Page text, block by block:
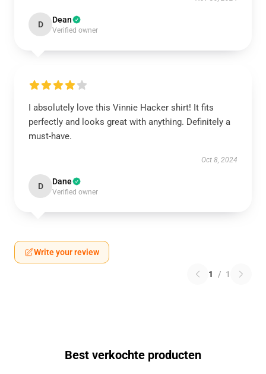
D Dean
Verified owner
I absolutely love this Vinnie Hacker shirt! It fits
perfectly and looks great with anything. Definitely a
must-have.
Oct 8, 2024
D Dane
Verified owner
Write your review
1 / 1
Best verkochte producten